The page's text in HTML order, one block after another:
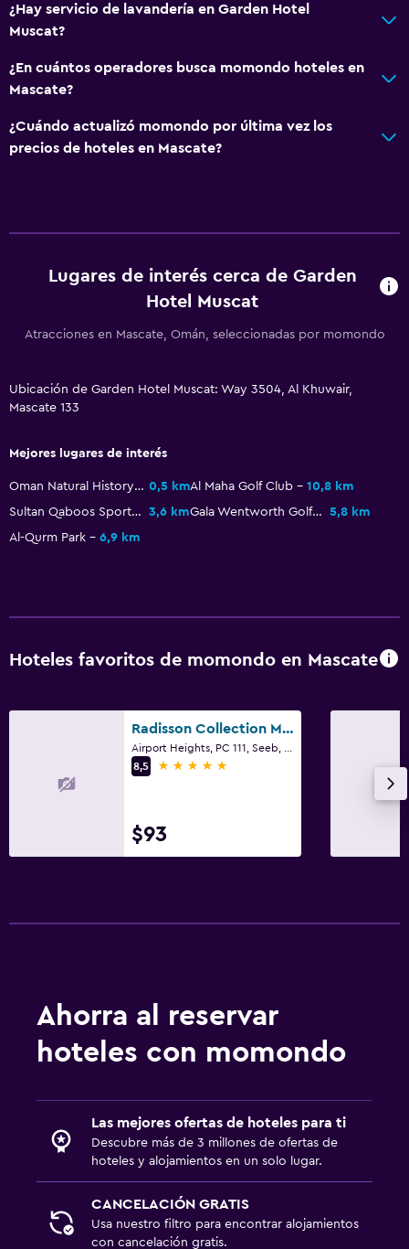
¿Hay servicio de lavandería en Garden Hotel
Muscat?
¿En cuántos operadores busca momondo hoteles en
Mascate?
¿Cuándo actualizó momondo por última vez los
precios de hoteles en Mascate?
Lugares de interés cerca de Garden
Hotel Muscat
Atracciones en Mascate, Omán, seleccionadas por momondo
Ubicación de Garden Hotel Muscat: Way 3504, Al Khuwair,
Mascate 133
Mejores lugares de interés
Oman Natural History Museum 0,5 kmAl Maha Golf Club
10,8 km
Sultan Qaboos Sports Complex
3,6 km Gala Wentworth Golf Club
5,8 km
Al-Qurm Park
6,9 km
Hoteles favoritos de momondo en Mascate
Radisson Collection Muscat, Hormuz Grand
8,5
5 estrellas
$93
Ahorra al reservar
hoteles con momondo
Las mejores ofertas de hoteles para ti
Descubre más de 3 millones de ofertas de
hoteles y alojamientos en un solo lugar.
CANCELACIÓN GRATIS
Usa nuestro filtro para encontrar alojamientos
con cancelación gratis.